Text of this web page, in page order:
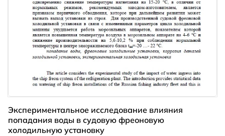
Экспериментальное исследование влияния
попадания воды в судовую фреоновую
холодильную установку